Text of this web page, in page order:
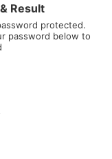
Result
protected.
password below to